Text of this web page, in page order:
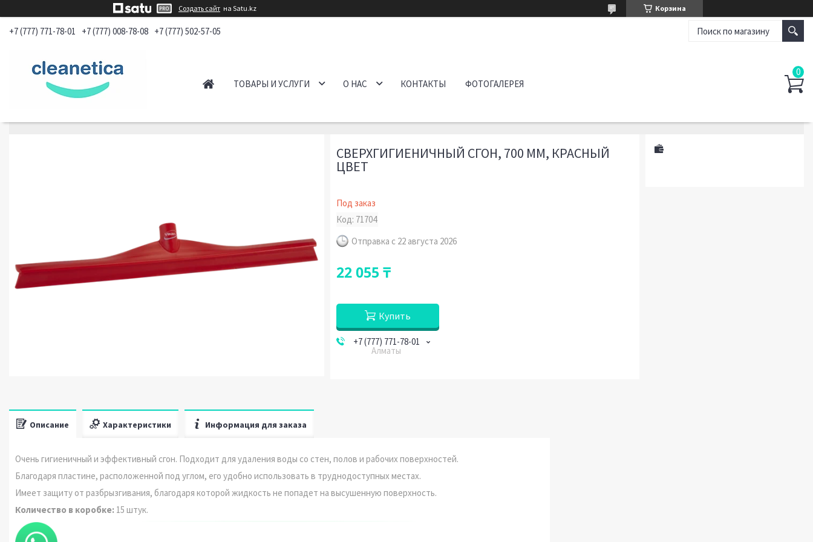
Создать сайт на Satu.kz Корзина
+7 (777) 771-78-01 +7 (777) 008-78-08 +7 (777) 502-57-05
ТОВАРЫ И УСЛУГИ О НАС КОНТАКТЫ ФОТОГАЛЕРЕЯ
СВЕРХГИГИЕНИЧНЫЙ СГОН, 700 ММ, КРАСНЫЙ
ЦВЕТ
Под заказ
Код: 71704
Отправка с 22 августа 2026
22 055 ₸
Купить
+7 (777) 771-78-01
Алматы
Описание Характеристики Информация для заказа
Очень гигиеничный и эффективный сгон. Подходит для удаления воды со стен, полов и рабочих поверхностей.
Благодаря пластине, расположенной под углом, его удобно использовать в труднодоступных местах.
Имеет защиту от разбрызгивания, благодаря которой жидкость не попадет на высушенную поверхность.
Количество в коробке: 15 штук.